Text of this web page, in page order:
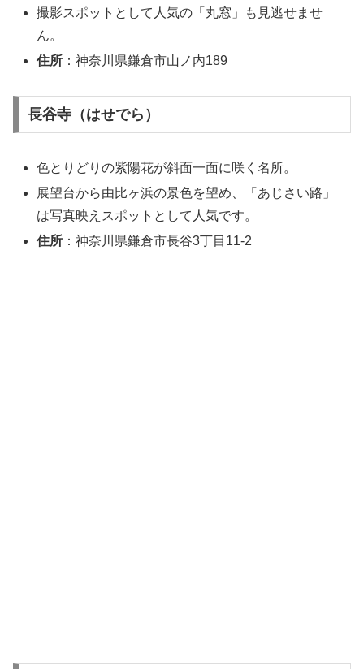
撮影スポットとして人気の「丸窓」も見逃せませ
ん。
住所 ：神奈川県鎌倉市山ノ内189
長谷寺（はせでら）
色とりどりの紫陽花が斜面一面に咲く名所。
展望台から由比ヶ浜の景色を望め、「あじさい路」
は写真映えスポットとして人気です。
住所 ：神奈川県鎌倉市長谷3丁目11-2